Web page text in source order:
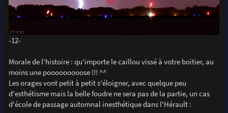
-12-
Morale de l'histoire : qu'importe le caillou vissé à votre boitier, au
moins une pooooooooose !!! ^^
Les orages vont petit à petit s'éloigner, avec quelque peu
d'esthétisme mais la belle foudre ne sera pas de la partie, un cas
d'école de passage automnal inesthétique dans l'Hérault :